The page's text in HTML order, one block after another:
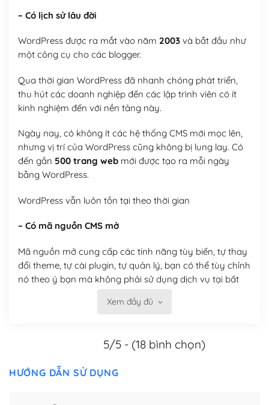
– Có lịch sử lâu đời
WordPress được ra mắt vào năm 2003và bắt đầu như
một công cụ cho các blogger.
Qua thời gian WordPress đã nhanh chóng phát triển,
thu hút các doanh nghiệp đến các lập trình viên có ít
kinh nghiệm đến với nền tảng này.
Ngày nay, có không ít các hệ thống CMS mới mọc lên,
nhưng vị trí của WordPress cũng không bị lung lay. Có
đến gần 500 trang webmới được tạo ra mỗi ngày
bằng WordPress.
WordPress vẫn luôn tồn tại theo thời gian
– Có mã nguồn CMS mở
Mã nguồn mở cung cấp các tính năng tùy biến, tự thay
đổi theme, tự cài plugin, tự quản lý, bạn có thể tùy chỉnh
nó theo ý bạn mà không phải sử dụng dịch vụ tại bất
Xem đầy đủ
5/5 - (18 bình chọn)
HƯỚNG DẪN SỬ DỤNG